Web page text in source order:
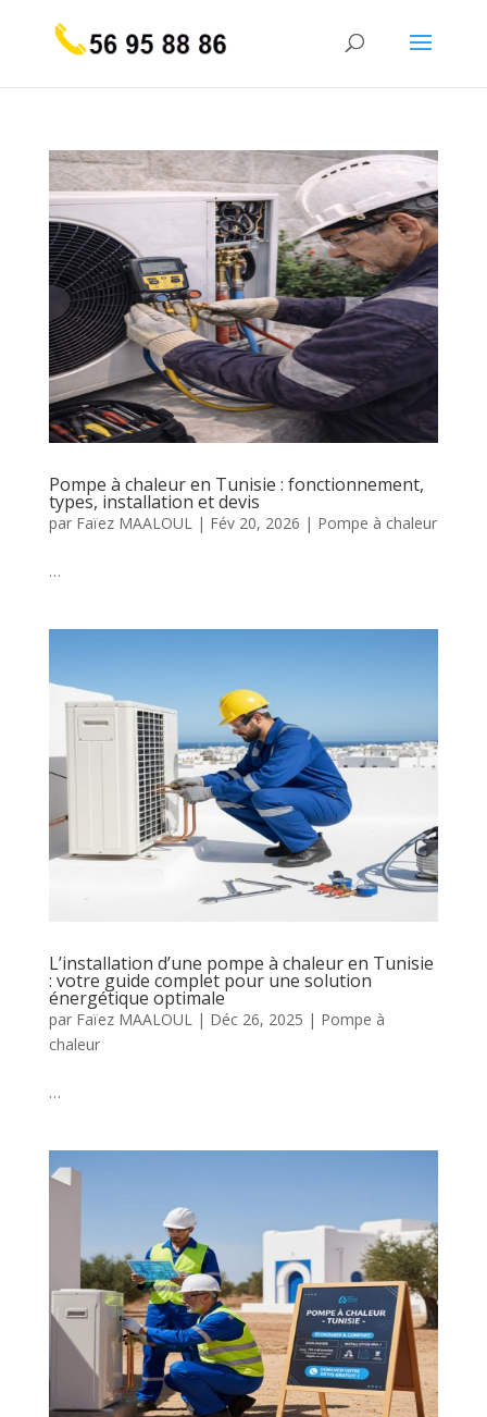
Pompe à chaleur en Tunisie : fonctionnement,
types, installation et devis
par Faïez MAALOUL | Fév 20, 2026 | Pompe à chaleur
…
L’installation d’une pompe à chaleur en Tunisie
: votre guide complet pour une solution
énergétique optimale
par Faïez MAALOUL | Déc 26, 2025 | Pompe à
chaleur
…